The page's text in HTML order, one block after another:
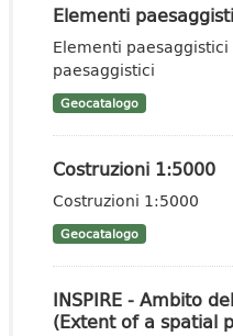
Elementi
Elementi
paesaggistici
Geocatalogo
Costruzioni 1:5000
Costruzioni 1:5000
Geocatalogo
INSPIRE - Ambito
(Extent of a spatial